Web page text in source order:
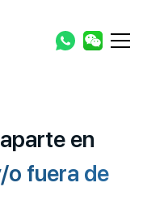
en
o fuera de